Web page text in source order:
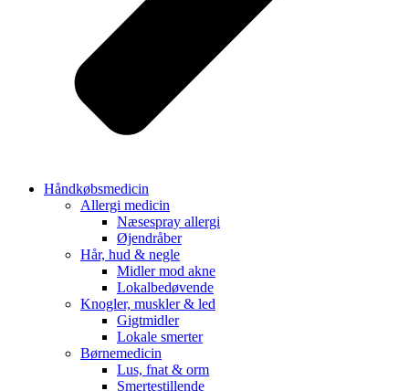
Håndkøbsmedicin
Allergi medicin
Næsespray allergi
Øjendråber
Hår, hud & negle
Midler mod akne
Lokalbedøvende
Knogler, muskler & led
Gigtmidler
Lokale smerter
Børnemedicin
Lus, fnat & orm
Smertestillende